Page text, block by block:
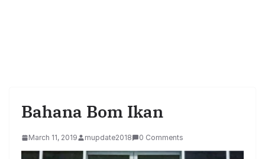
Bahana Bom Ikan
March 11, 2019 mupdate2018 0 Comments